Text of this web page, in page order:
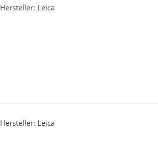
Hersteller: Leica
Hersteller: Leica